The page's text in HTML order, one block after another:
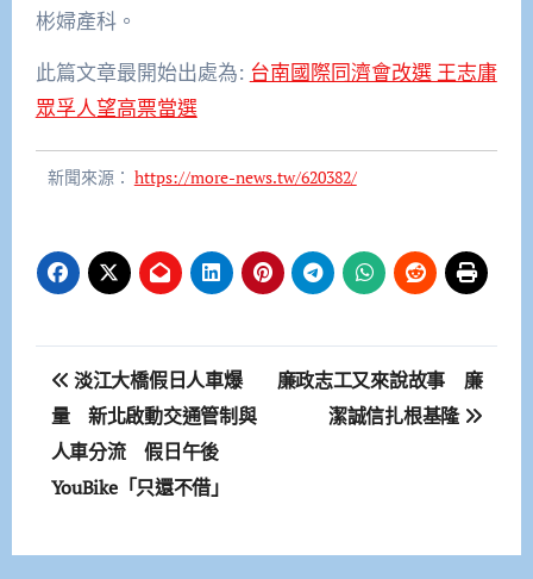
彬婦產科。
此篇文章最開始出處為: 台南國際同濟會改選 王志庸
眾孚人望高票當選
新聞來源： https://more-news.tw/620382/
文
章
導
淡江大橋假日人車爆
量 新北啟動交通管制與
人車分流 假日午後
YouBike「只還不借」
廉政志工又來說故事 廉
潔誠信扎根基隆